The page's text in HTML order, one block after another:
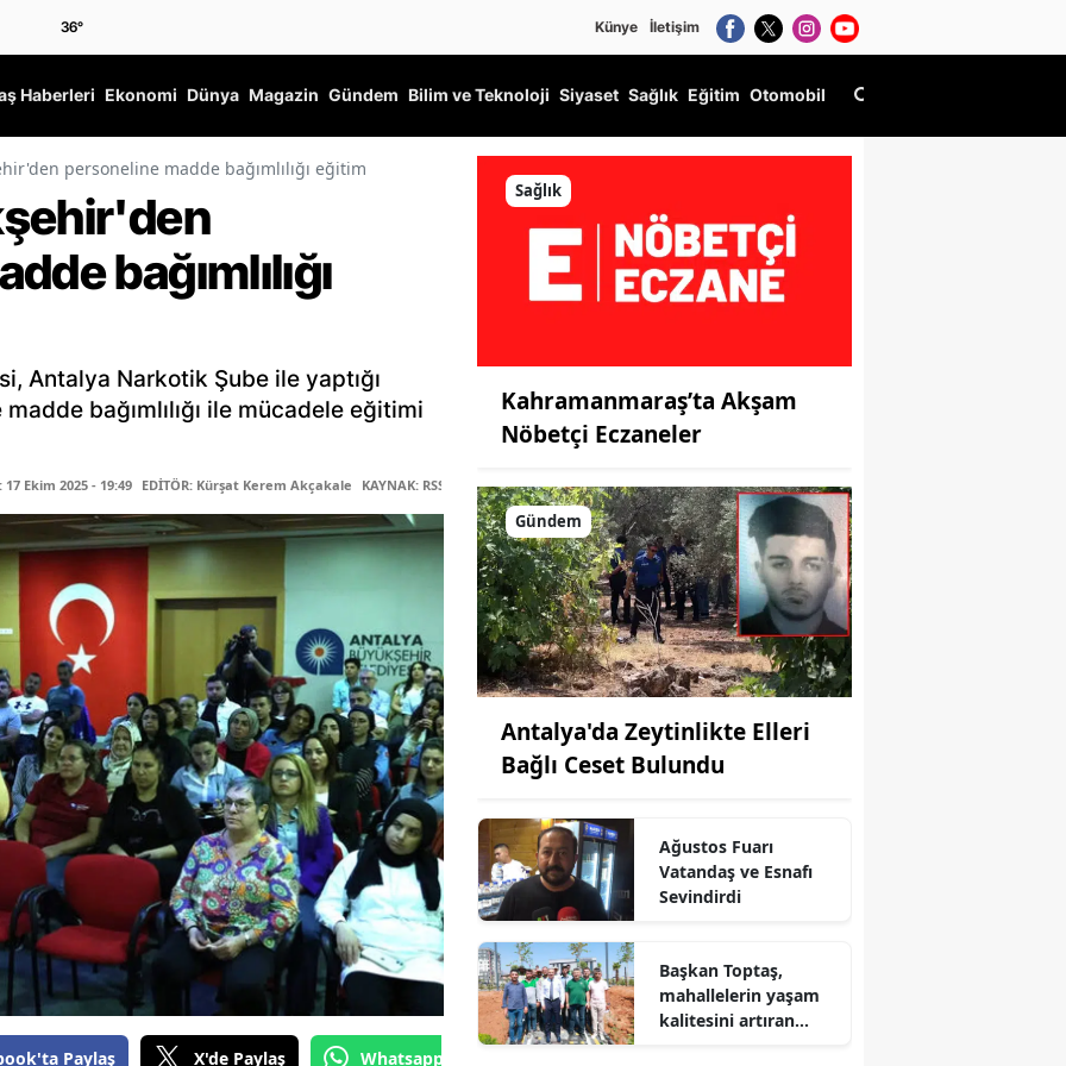
36° Künye İletişim
Haberleri Ekonomi Dünya Magazin Gündem Bilim ve Teknoloji Siyaset Sağlık Eğitim Otomobil
personeline madde bağımlılığı eğitim
bağımlılığı
Antalya Narkotik Şube ile yaptığı
bağımlılığı ile mücadele eğitimi
17 Ekim 2025 - 19:49 EDİTÖR: Kürşat Kerem Akçakale KAYNAK: RSS
Paylaş X'de Paylaş Whatsapp'tan Gönder
Sağlık
Kahramanmaraş’ta Akşam
Nöbetçi Eczaneler
Gündem
Antalya'da Zeytinlikte Elleri
Bağlı Ceset Bulundu
Ağustos Fuarı
Vatandaş ve Esnafı
Sevindirdi
Başkan Toptaş,
mahallelerin yaşam
kalitesini artıran